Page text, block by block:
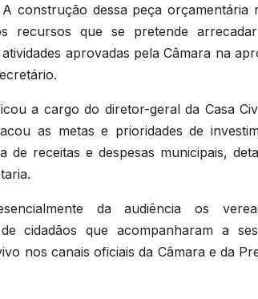
construção dessa peça orçamentária
recursos que se pretende
aprovadas pela Câmara na
a cargo do diretor-geral da Casa
as metas e prioridades de
de receitas e despesas municipais,
da audiência os
cidadãos que acompanharam a
nos canais oficiais da Câmara e da